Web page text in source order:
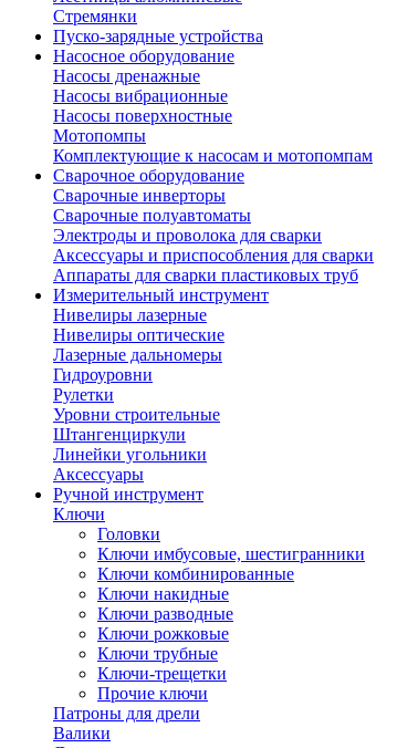
Стремянки
Пуско-зарядные устройства
Насосное оборудование
Насосы дренажные
Насосы вибрационные
Насосы поверхностные
Мотопомпы
Комплектующие к насосам и мотопомпам
Сварочное оборудование
Сварочные инверторы
Сварочные полуавтоматы
Электроды и проволока для сварки
Аксессуары и приспособления для сварки
Аппараты для сварки пластиковых труб
Измерительный инструмент
Нивелиры лазерные
Нивелиры оптические
Лазерные дальномеры
Гидроуровни
Рулетки
Уровни строительные
Штангенциркули
Линейки угольники
Аксессуары
Ручной инструмент
Ключи
Головки
Ключи имбусовые, шестигранники
Ключи комбинированные
Ключи накидные
Ключи разводные
Ключи рожковые
Ключи трубные
Ключи-трещетки
Прочие ключи
Патроны для дрели
Валики